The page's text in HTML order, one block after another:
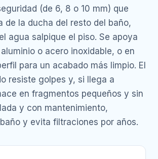
(de 6, 8 o 10 mm) que
de la ducha del resto del baño,
agua salpique el piso. Se apoya
o acero inoxidable, o en
para un acabado más limpio. El
resiste golpes y, si llega a
en fragmentos pequeños y sin
y con mantenimiento,
y evita filtraciones por años.